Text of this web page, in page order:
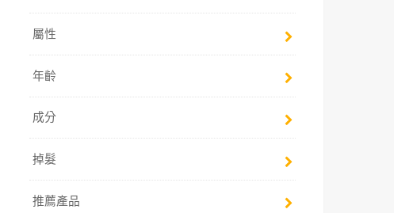
屬性
年齡
成分
掉髮
推薦產品